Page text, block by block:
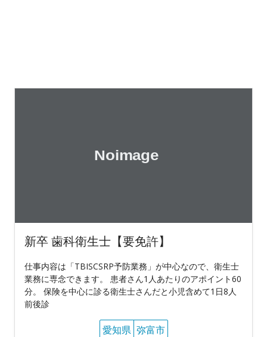
新卒 歯科衛生士【要免許】
仕事内容は「TBISCSRP予防業務」が中心なので、衛生士
業務に専念できます。 患者さん1人あたりのアポイント60
分。 保険を中心に診る衛生士さんだと小児含めて1日8人
前後診
愛知県 弥富市